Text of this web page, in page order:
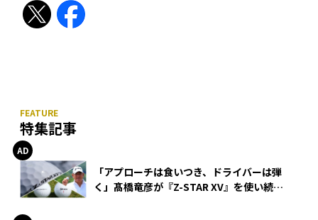
特集記事
「アプローチは食いつき、ドライバーは弾
く」髙橋竜彦が『Z-STAR XV』を使い続け